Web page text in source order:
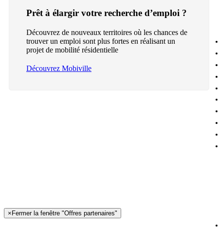
Prêt à élargir votre recherche d’emploi ?
Découvrez de nouveaux territoires où les chances de
trouver un emploi sont plus fortes en réalisant un
projet de mobilité résidentielle
Découvrez Mobiville
× Fermer la fenêtre "Offres partenaires"